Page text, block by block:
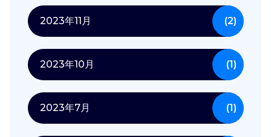
2023年11月 (2)
2023年10月 (1)
2023年7月 (1)